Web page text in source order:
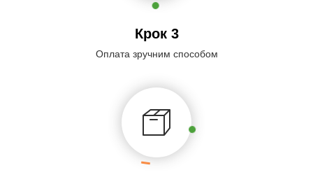
Крок 3
Оплата зручним способом